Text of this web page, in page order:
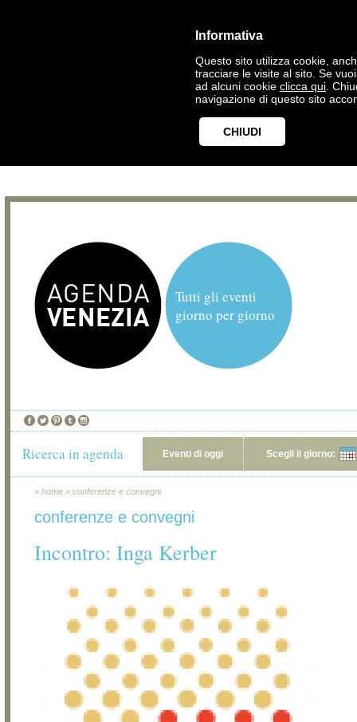
Informativa
Questo sito utilizza cookie,
tracciare le visite al sito. Se
ad alcuni cookie clicca qui .
navigazione di questo sito
CHIUDI
Tutti gli eventi
giorno per giorno
Ricerca in agenda Eventi di oggi Scegli il giorno:
» home » conferenze e convegni
conferenze e convegni
Incontro: Inga Kerber